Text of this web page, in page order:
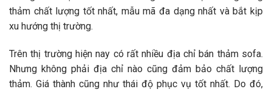
thảm chất lượng tốt nhất, mẫu mã đa dạng nhất và bắt kịp
xu hướng thị trường.
Trên thị trường hiện nay có rất nhiều địa chỉ bán thảm sofa.
Nhưng không phải địa chỉ nào cũng đảm bảo chất lượng
thảm. Giá thành cũng như thái độ phục vụ tốt nhất. Do đó,